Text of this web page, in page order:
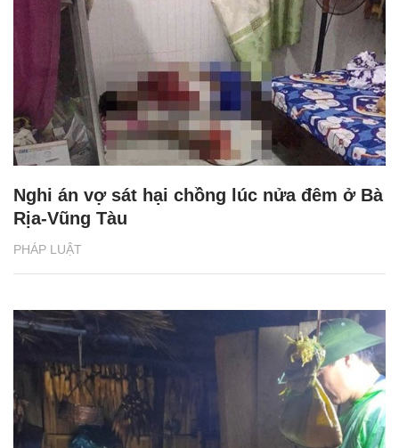
PHÁP LUẬT
Nghi án vợ sát hại chồng lúc nửa đêm ở Bà
Rịa-Vũng Tàu